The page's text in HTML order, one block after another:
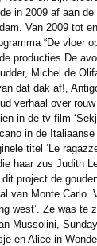
in 2009 af aan de
Van 2009 tot
“De vloer
producties De
Michel de
dat dak af!,
verhaal over
in de tv-film
in de Italiaanse
titel ‘Le
haar zus Judith
project de
van Monte Carlo.
west’. Ze was te
Mussolini,
en Alice in